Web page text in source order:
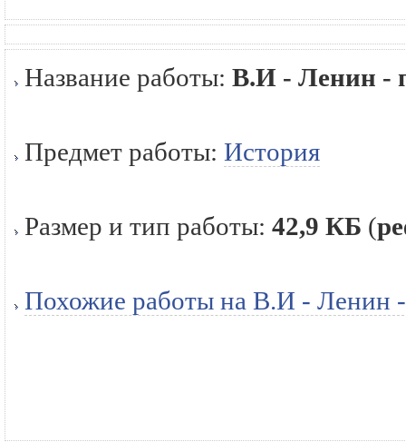
Название работы: В.И - Ленин -
Предмет работы: История
Размер и тип работы: 42,9 КБ (
Похожие работы на В.И - Ленин -